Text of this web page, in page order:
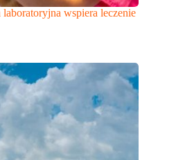
wspiera leczenie